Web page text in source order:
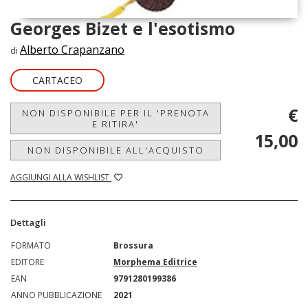
Georges Bizet e l'esotismo
di Alberto Crapanzano
CARTACEO
NON DISPONIBILE PER IL 'PRENOTA
E RITIRA'
NON DISPONIBILE ALL'ACQUISTO
AGGIUNGI ALLA WISHLIST
€
15,00
Dettagli
FORMATO
Brossura
EDITORE
Morphema Editrice
EAN
9791280199386
ANNO PUBBLICAZIONE
2021